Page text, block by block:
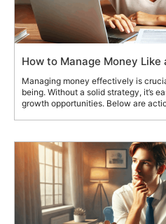
How to Manage Money Like
Managing money effectively is
being. Without a solid strategy, it’s
growth opportunities. Below are